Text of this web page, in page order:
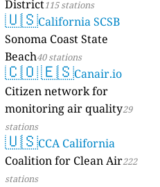
District115 stations
🇺🇸California SCSB
Sonoma Coast State
Beach40 stations
🇨🇴🇪🇸Canair.io
Citizen network for
monitoring air quality29
stations
🇺🇸CCA California
Coalition for Clean Air222
stations